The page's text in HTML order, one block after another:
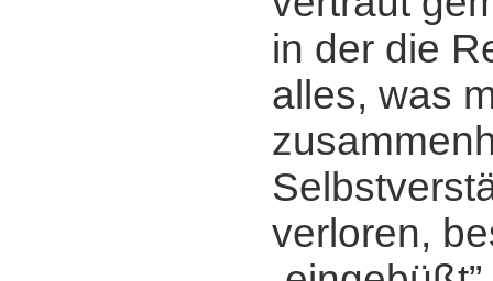
in der die
alles, was
verloren,